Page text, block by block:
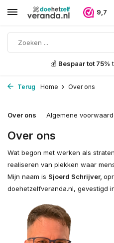
9,7
💰 Bespaar tot 75%
Terug Home Over ons
Over ons Algemene
Over ons
Wat begon met werken als
realiseren van plekken waar
Mijn naam is Sjoerd Schrijver,
doehetzelfveranda.nl, gevestigd